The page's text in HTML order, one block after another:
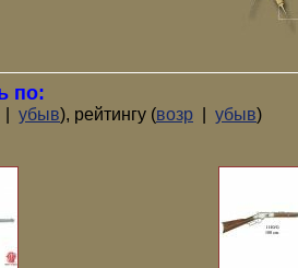
по:
убыв), рейтингу (возр убыв)